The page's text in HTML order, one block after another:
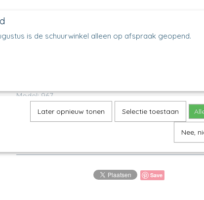
IN WINKELWAGEN
Model: 967
Decor: 882X
Save
is de schuurwinkel alleen op afspraak geopend.
Later opnieuw tonen Selectie toestaan
Nee,